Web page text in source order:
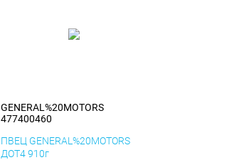
GENERAL%20MOTORS
477400460
ПВЕЦ GENERAL%20MOTORS
ДОТ4 910г